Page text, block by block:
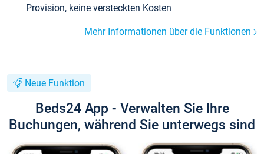
Provision, keine versteckten Kosten
Mehr Informationen über die Funktionen
Neue Funktion
Beds24 App - Verwalten Sie Ihre
Buchungen, während Sie unterwegs sind